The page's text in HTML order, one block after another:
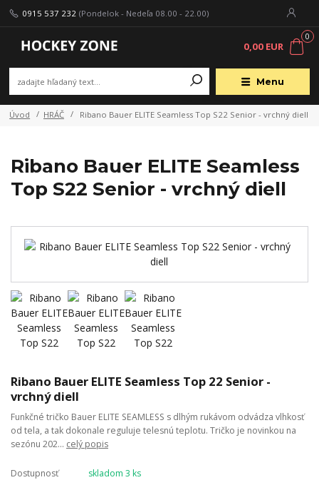
Menu
0915 537 232 (Pondelok - Nedeľa 08.00 - 22.00)
0
0,00 EUR
Úvod HRÁČ Ribano Bauer ELITE Seamless Top S22 Senior - vrchný diell
Ribano Bauer ELITE Seamless
Top S22 Senior - vrchný diell
Ribano Bauer ELITE Seamless Top 22 Senior -
vrchný diell
Funkčné tričko Bauer ELITE SEAMLESS s dlhým rukávom odvádza vlhkosť
od tela, a tak dokonale reguluje telesnú teplotu. Tričko je novinkou na
sezónu 202... celý popis
Dostupnosť
skladom 3 ks